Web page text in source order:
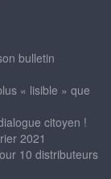
bulletin
« lisible » que
citoyen !
2021
10 distributeurs